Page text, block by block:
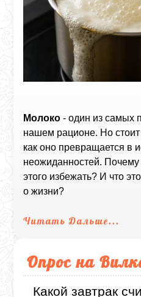
Молоко - один из самых
нашем рационе. Но стоит
как оно превращается в
неожиданностей. Почему
этого избежать? И что
о жизни?
Читать Дальше...
Опрос на
Какой завтрак